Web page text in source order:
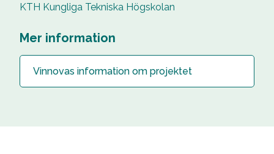
KTH Kungliga Tekniska Högskolan
Mer information
Vinnovas information om projektet